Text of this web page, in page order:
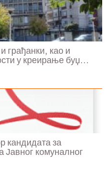
грађанки, као и
у креирање буџ...
кандидата за
комуналног